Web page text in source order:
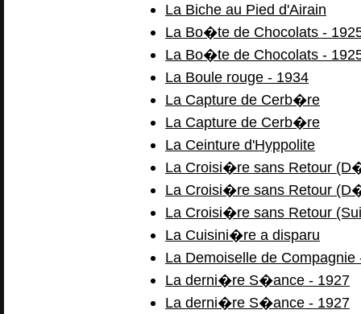
La Biche au Pied d'Airain
La Bo�te de Chocolats -
La Bo�te de Chocolats -
La Boule rouge - 1934
La Capture de Cerb�re
La Capture de Cerb�re
La Ceinture d'Hyppolite
La Croisi�re sans Retour
La Croisi�re sans Retour
La Croisi�re sans Retour
La Cuisini�re a disparu
La Demoiselle de Compagnie
La derni�re S�ance - 1927
La derni�re S�ance - 1927